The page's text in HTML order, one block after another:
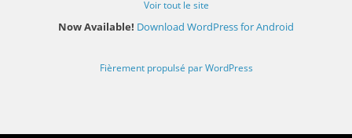
Voir tout le site
Now Available! Download WordPress for Android
Fièrement propulsé par WordPress